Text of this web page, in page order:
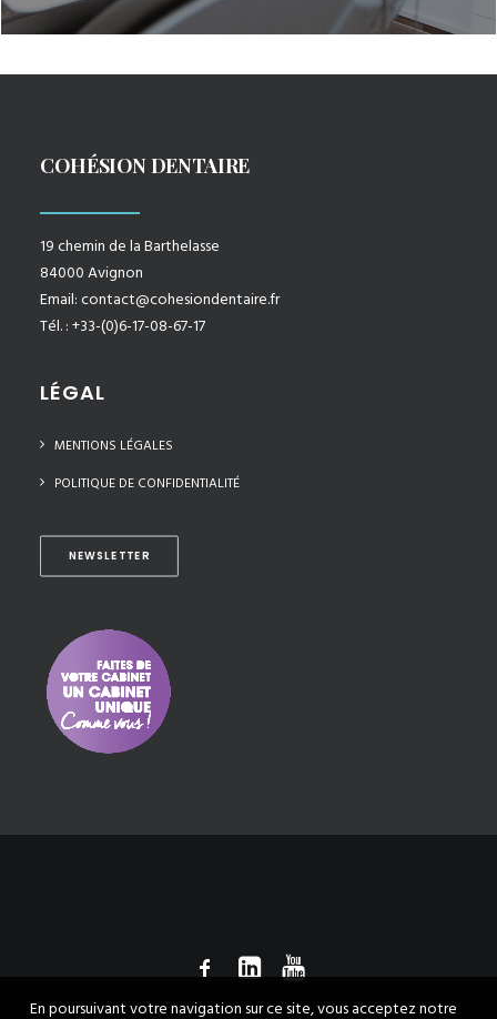
COHÉSION DENTAIRE
19 chemin de la Barthelasse
84000 Avignon
Email:contact@cohesiondentaire.fr
Tél. : +33-(0)6-17-08-67-17
LÉGAL
MENTIONS LÉGALES
POLITIQUE DE CONFIDENTIALITÉ
NEWSLETTER
En poursuivant votre navigation sur ce site, vous acceptez notre